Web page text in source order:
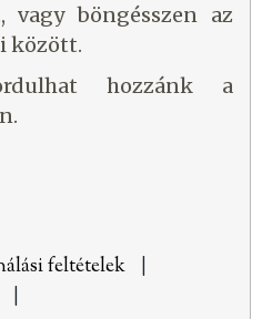
vagy böngésszen az
között.
hozzánk a
feltételek